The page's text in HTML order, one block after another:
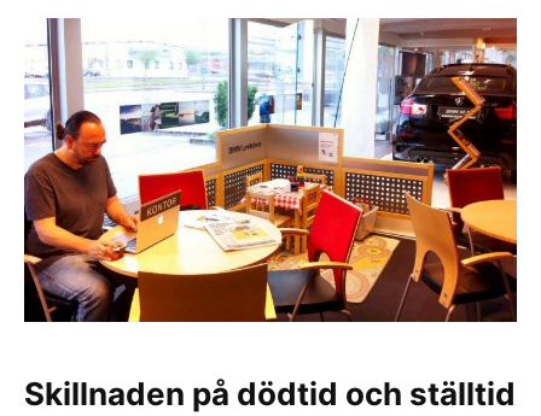
Skillnaden på dödtid och ställtid